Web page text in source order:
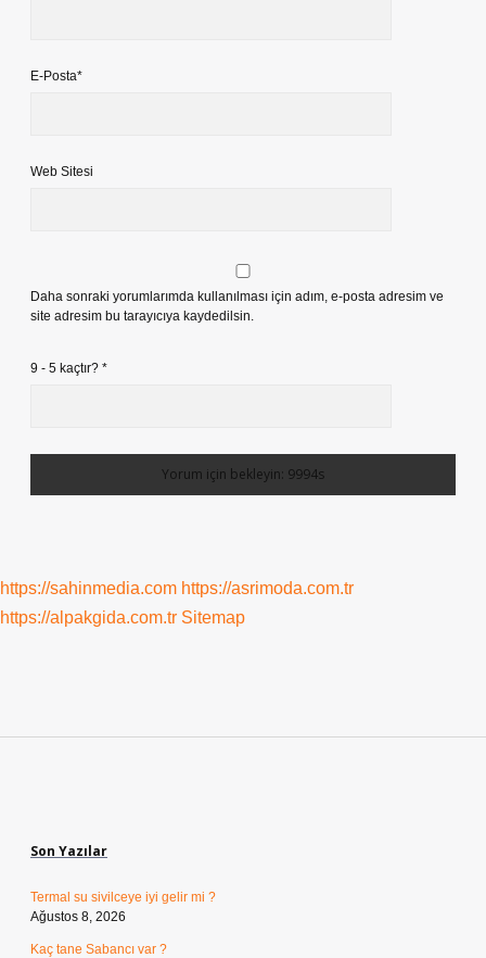
E-Posta*
Web Sitesi
Daha sonraki yorumlarımda kullanılması için adım, e-posta adresim ve
site adresim bu tarayıcıya kaydedilsin.
9 - 5 kaçtır? *
https://sahinmedia.com https://asrimoda.com.tr
https://alpakgida.com.tr Sitemap
Son Yazılar
Termal su sivilceye iyi gelir mi ?
Ağustos 8, 2026
Kaç tane Sabancı var ?